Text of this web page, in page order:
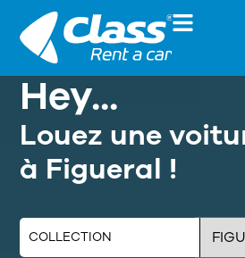
Hey...
Louez une
à Figueral !
COLLECTION